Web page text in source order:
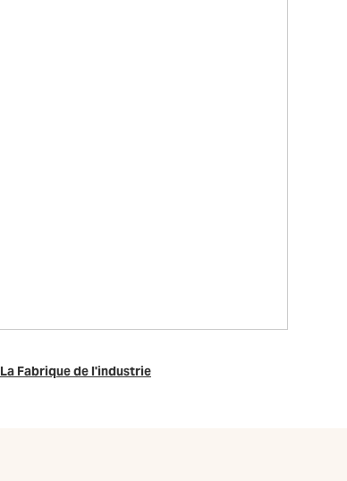
La Fabrique de l'industrie